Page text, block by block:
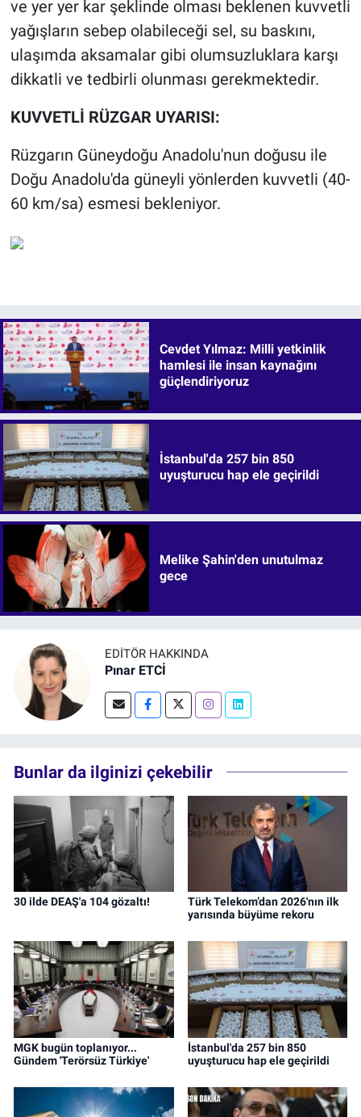
ve yer yer kar şeklinde olması beklenen kuvvetli
yağışların sebep olabileceği sel, su baskını,
ulaşımda aksamalar gibi olumsuzluklara karşı
dikkatli ve tedbirli olunması gerekmektedir.
KUVVETLİ RÜZGAR UYARISI:
Rüzgarın Güneydoğu Anadolu'nun doğusu ile
Doğu Anadolu'da güneyli yönlerden kuvvetli (40-
60 km/sa) esmesi bekleniyor.
Cevdet Yılmaz: Milli yetkinlik
hamlesi ile insan kaynağını
güçlendiriyoruz
İstanbul'da 257 bin 850
uyuşturucu hap ele geçirildi
Melike Şahin'den unutulmaz
gece
EDITÖR HAKKINDA
Pınar ETCİ
Bunlar da ilginizi çekebilir
30 ilde DEAŞ'a 104 gözaltı!
Türk Telekom’dan 2026'nın ilk
yarısında büyüme rekoru
MGK bugün toplanıyor...
Gündem 'Terörsüz Türkiye'
İstanbul'da 257 bin 850
uyuşturucu hap ele geçirildi